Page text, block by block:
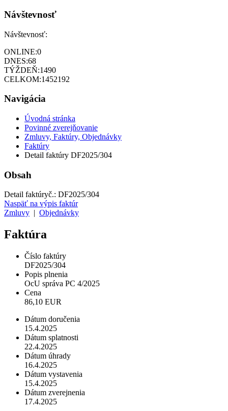
Návštevnosť
Návštevnosť:
ONLINE:0
DNES:68
TÝŽDEŇ:1490
CELKOM:1452192
Navigácia
Úvodná stránka
Povinné zverejňovanie
Zmluvy, Faktúry, Objednávky
Faktúry
Detail faktúry DF2025/304
Obsah
Detail faktúryč.: DF2025/304
Naspäť na výpis faktúr
Zmluvy
Objednávky
Faktúra
Číslo faktúry
DF2025/304
Popis plnenia
OcU správa PC 4/2025
Cena
86,10 EUR
Dátum doručenia
15.4.2025
Dátum splatnosti
22.4.2025
Dátum úhrady
16.4.2025
Dátum vystavenia
15.4.2025
Dátum zverejnenia
17.4.2025